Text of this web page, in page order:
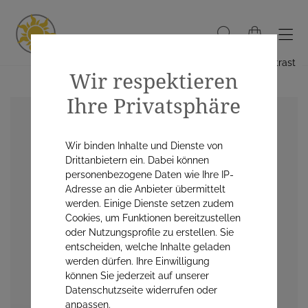
Hoher Kontrast
Wir respektieren
Ihre Privatsphäre
Wir binden Inhalte und Dienste von
Drittanbietern ein. Dabei können
personenbezogene Daten wie Ihre IP-
Adresse an die Anbieter übermittelt
werden. Einige Dienste setzen zudem
Cookies, um Funktionen bereitzustellen
oder Nutzungsprofile zu erstellen. Sie
entscheiden, welche Inhalte geladen
werden dürfen. Ihre Einwilligung
können Sie jederzeit auf unserer
Datenschutzseite widerrufen oder
anpassen.